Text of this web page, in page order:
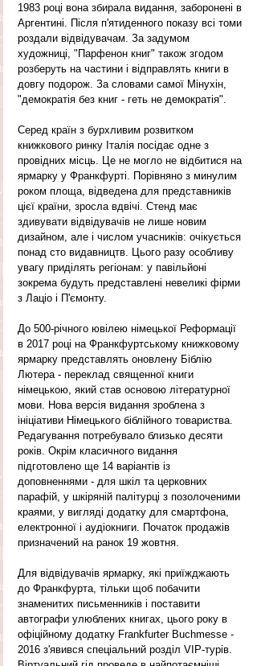
1983 році вона збирала видання, заборонені в
Аргентині. Після п'ятиденного показу всі томи
роздали відвідувачам. За задумом
художниці, "Парфенон книг" також згодом
розберуть на частини і відправлять книги в
довгу подорож. За словами самої Мінухін,
"демократія без книг - геть не демократія".
Серед країн з бурхливим розвитком
книжкового ринку Італія посідає одне з
провідних місць. Це не могло не відбитися на
ярмарку у Франкфурті. Порівняно з минулим
роком площа, відведена для представників
цієї країни, зросла вдвічі. Стенд має
здивувати відвідувачів не лише новим
дизайном, але і числом учасників: очікується
понад сто видавництв. Цього разу особливу
увагу приділять регіонам: у павільйоні
зокрема будуть представлені невеликі фірми
з Лаціо і П'ємонту.
До 500-річного ювілею німецької Реформації
в 2017 році на Франкфуртському книжковому
ярмарку представлять оновлену Біблію
Лютера - переклад священної книги
німецькою, який став основою літературної
мови. Нова версія видання зроблена з
ініціативи Німецького біблійного товариства.
Редагування потребувало близько десяти
років. Окрім класичного видання
підготовлено ще 14 варіантів із
доповненнями - для шкіл та церковних
парафій, у шкіряній палітурці з позолоченими
краями, у вигляді додатку для смартфона,
електронної і аудіокниги. Початок продажів
призначений на ранок 19 жовтня.
Для відвідувачів ярмарку, які приїжджають
до Франкфурта, тільки щоб побачити
знаменитих письменників і поставити
автографи улюблених книгах, цього року в
офіційному додатку Frankfurter Buchmesse -
2016 з'явився спеціальний розділ VIP-турів.